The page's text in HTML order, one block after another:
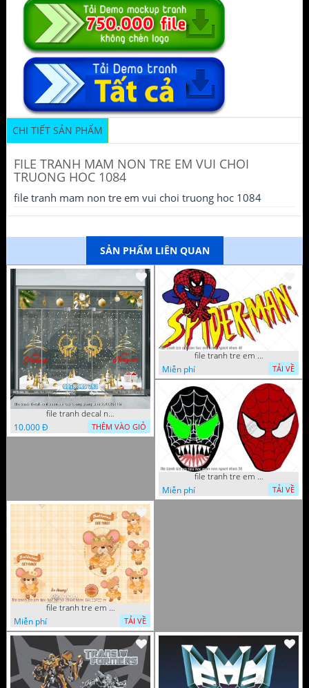
CHI TIẾT SẢN PHẨM
FILE TRANH MAM NON TRE EM VUI CHOI
TRUONG HOC 1084
file tranh mam non tre em vui choi truong hoc 1084
SẢN PHẨM LIÊN QUAN
file tranh decal noel huou nai cay thong giang sinh 28112024 h
10.000 Đ
THÊM VÀO GIỎ
file tranh tre em tieu hoc man non nguoi nhen 40
Miễn phí
TẢI VỀ
file tranh tre em tieu hoc man non nguoi nhen 36
Miễn phí
TẢI VỀ
file tranh tre em tieu hoc bia vo chuot nhay 16122022 vy
Miễn phí
TẢI VỀ